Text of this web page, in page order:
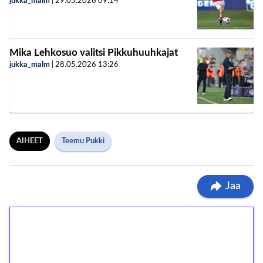
Mika Lehkosuo valitsi Pikkuhuuhkajat
jukka_malm 28.05.2026 13:26
AIHEET Teemu Pukki
Jaa